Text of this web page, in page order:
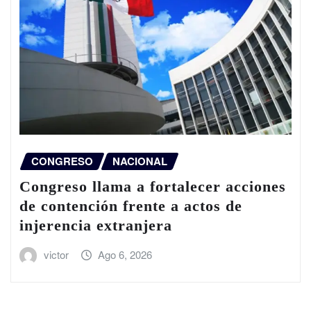
CONGRESO NACIONAL
Congreso llama a fortalecer acciones
de contención frente a actos de
injerencia extranjera
victor Ago 6, 2026